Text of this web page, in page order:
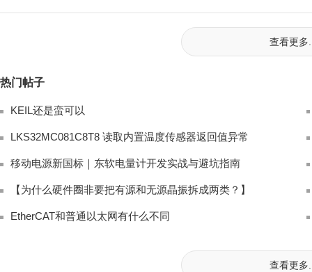
查看更多
热门帖子
KEIL还是蛮可以
LKS32MC081C8T8 读取内置温度传感器返回值异常
移动电源新国标｜东软电量计开发实战与避坑指南
【为什么硬件圈非要把有源和无源晶振拆成两类？】
EtherCAT和普通以太网有什么不同
查看更多